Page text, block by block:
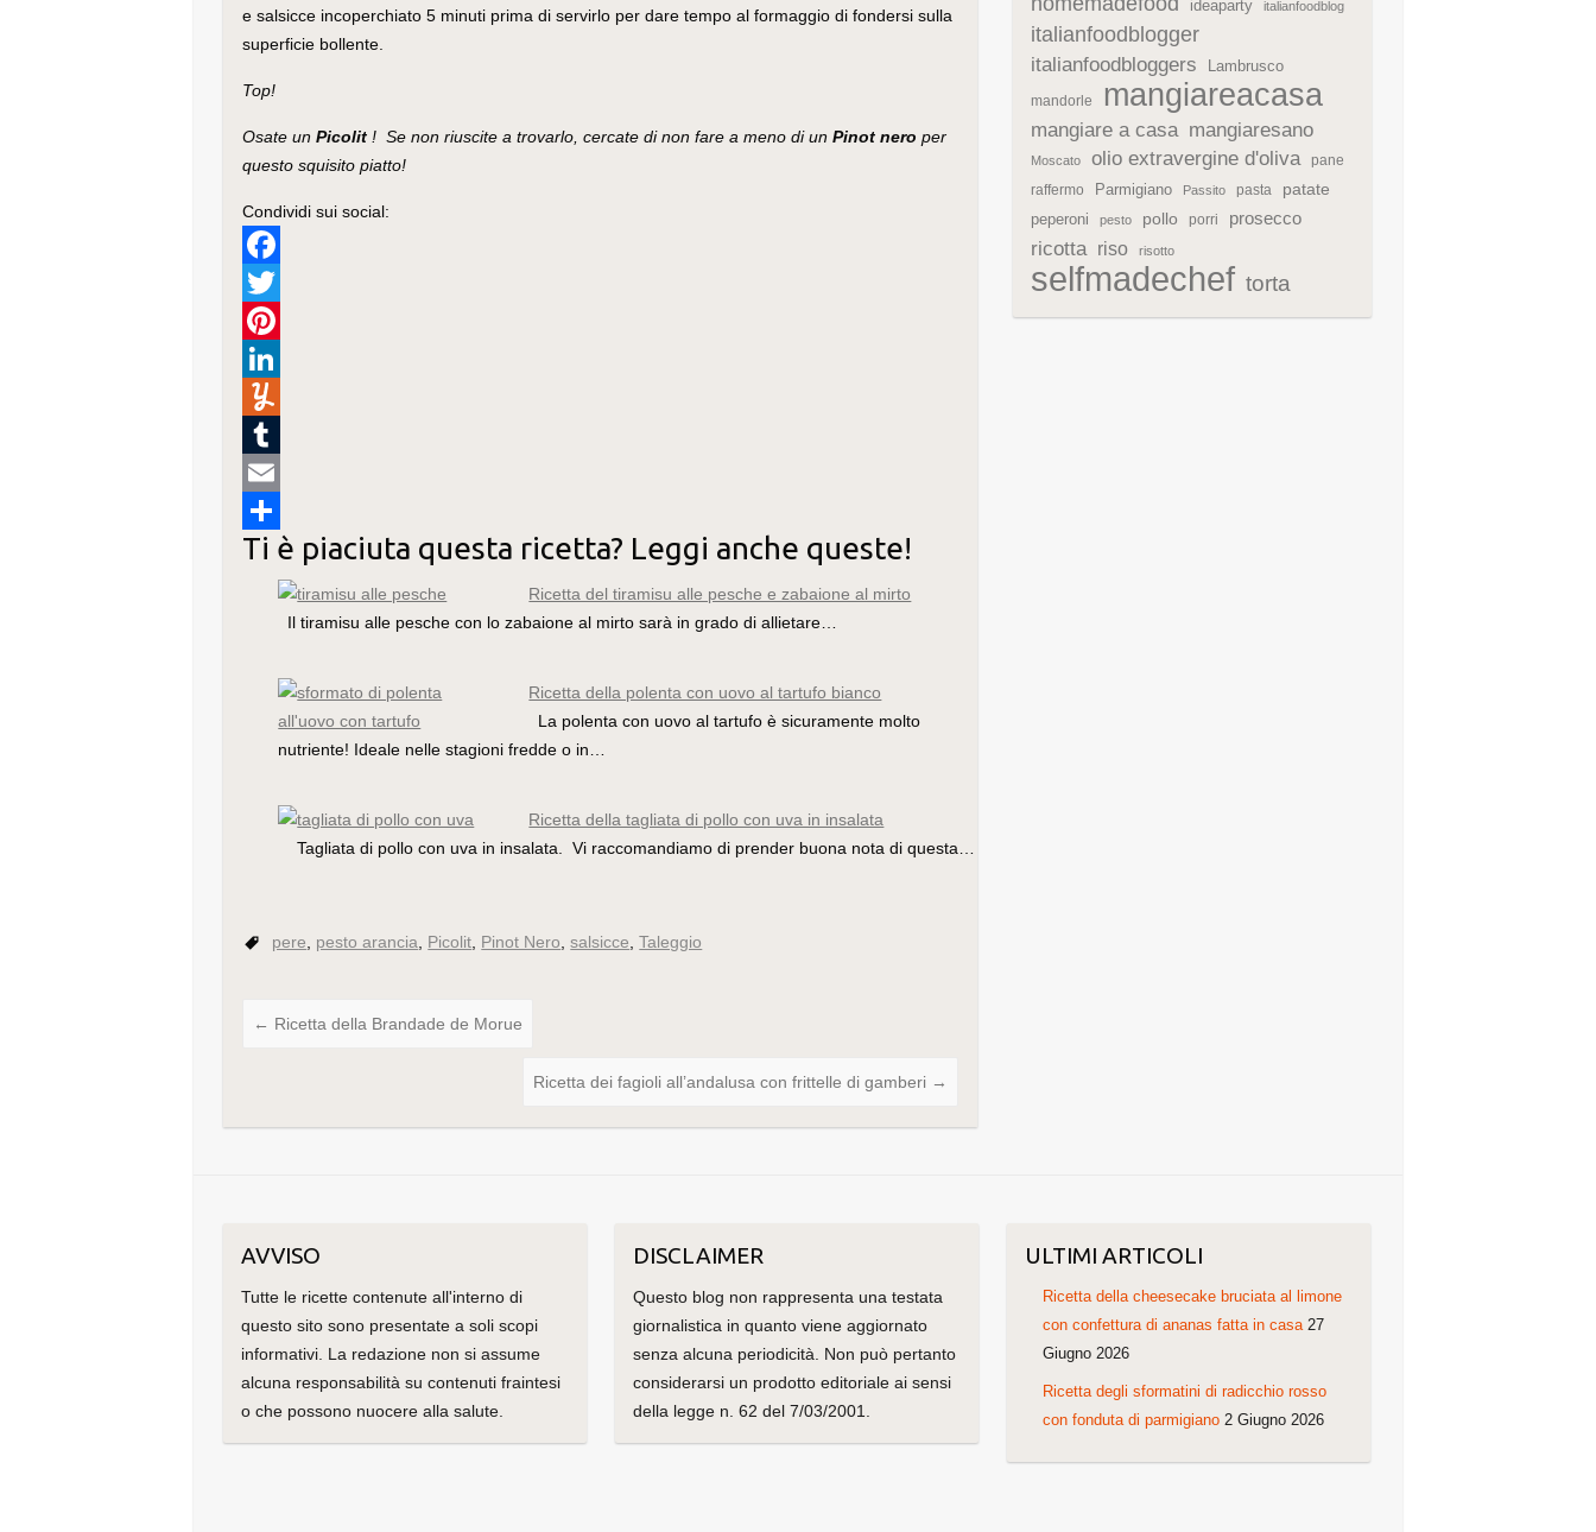
e salsicce incoperchiato 5 minuti prima di servirlo per dare tempo al formaggio di fondersi sulla
superficie bollente.
Top!
Osate unPicolit ! Se non riuscite a trovarlo, cercate di non fare a meno di unPinot nero per
questo squisito piatto!
Condividi sui social:
F
a
c
o
o
k
T
w
e
r
P
e
r
n
k
e
Y
u
m
m
T
u
m
E
m
C
Ti è piaciuta questa ricetta? Leggi anche queste!
Ricetta del tiramisu alle pesche e zabaione al mirto
Il tiramisu alle pesche con lo zabaione al mirto sarà in grado di allietare…
Ricetta della polenta con uovo al tartufo bianco
La polenta con uovo al tartufo è sicuramente molto
nutriente! Ideale nelle stagioni fredde o in…
Ricetta della tagliata di pollo con uva in insalata
Tagliata di pollo con uva in insalata. Vi raccomandiamo di prender buona nota di questa…
pere pesto arancia Picolit Pinot Nero ,salsicce ,Taleggio
← Ricetta della Brandade de Morue
Ricetta dei fagioli all’andalusa con frittelle di gamberi →
ideaparty italianfoodblog
italianfoodblogger
italianfoodbloggers
Lambrusco
mandorle mangiareacasa
mangiare a casa mangiaresano
Moscato olio extravergine d'oliva
pane
raffermo
Parmigiano Passito pasta patate
peperoni pesto pollo porri prosecco
ricotta riso risotto
selfmadechef torta
AVVISO
Tutte le ricette contenute all'interno di
questo sito sono presentate a soli scopi
informativi. La redazione non si assume
alcuna responsabilità su contenuti fraintesi
o che possono nuocere alla salute.
DISCLAIMER
Questo blog non rappresenta una testata
giornalistica in quanto viene aggiornato
senza alcuna periodicità. Non può pertanto
considerarsi un prodotto editoriale ai sensi
della legge n. 62 del 7/03/2001.
ULTIMI ARTICOLI
Ricetta della cheesecake bruciata al limone
con confettura di ananas fatta in casa 27
Giugno 2026
Ricetta degli sformatini di radicchio rosso
con fonduta di parmigiano 2 Giugno 2026